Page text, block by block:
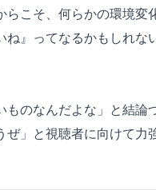
こそ、何らかの環境変
』ってなるかもしれな
のなんだよな」と結論
ぜ」と視聴者に向けて力